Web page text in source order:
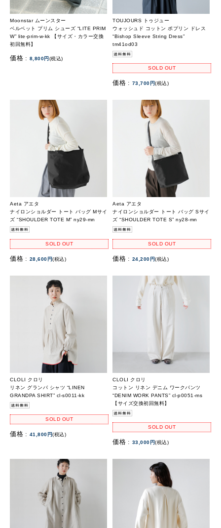
Moonstar ムーンスター
ベルベット プリム シューズ “LITE PRIM
W” lite-prim-w-kk 【サイズ・カラー交換
初回無料】
価格 : 8,800円(税込)
TOUJOURS トゥジュー
ウォッシュド コットン ポプリン ドレス
“Bishop Sleeve String Dress”
tm41od03
SOLD OUT
価格 : 73,700円(税込)
Aeta アエタ
ナイロンショルダー トート バッグ Mサイ
ズ “SHOULDER TOTE M” ny29-mn
SOLD OUT
価格 : 28,600円(税込)
Aeta アエタ
ナイロンショルダー トート バッグ Sサイ
ズ “SHOULDER TOTE S” ny28-mn
SOLD OUT
価格 : 24,200円(税込)
CLOLI クロリ
リネン グランパ シャツ “LINEN
GRANDPA SHIRT” cl-s0011-kk
SOLD OUT
価格 : 41,800円(税込)
CLOLI クロリ
コットン リネン デニム ワークパンツ
“DENIM WORK PANTS” cl-p0051-ms
【サイズ交換初回無料】
SOLD OUT
価格 : 33,000円(税込)